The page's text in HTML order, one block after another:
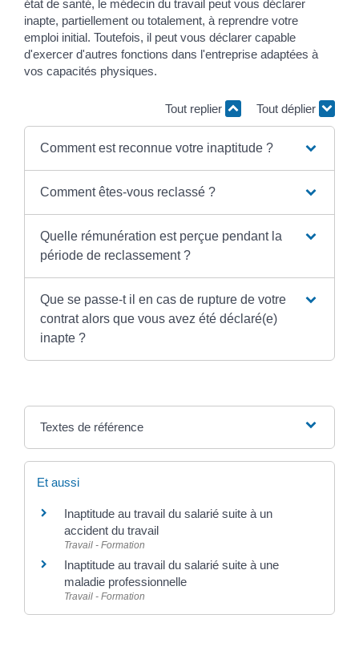
état de santé, le médecin du travail peut vous déclarer
inapte, partiellement ou totalement, à reprendre votre
emploi initial. Toutefois, il peut vous déclarer capable
d'exercer d'autres fonctions dans l'entreprise adaptées à
vos capacités physiques.
Tout replier Tout déplier
Comment est reconnue votre inaptitude ?
Comment êtes-vous reclassé ?
Quelle rémunération est perçue pendant la
période de reclassement ?
Que se passe-t il en cas de rupture de votre
contrat alors que vous avez été déclaré(e)
inapte ?
Textes de référence
Et aussi
Inaptitude au travail du salarié suite à un
accident du travail
Travail - Formation
Inaptitude au travail du salarié suite à une
maladie professionnelle
Travail - Formation